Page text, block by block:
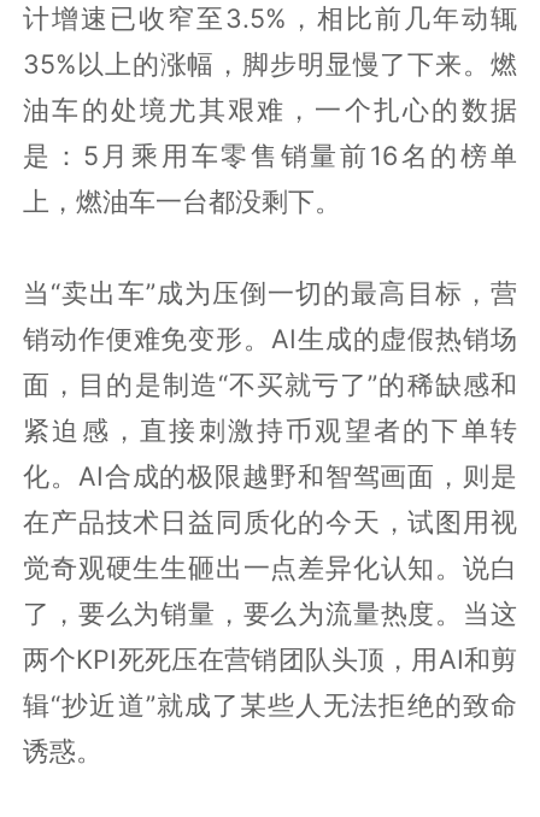
计增速已收窄至3.5%，相比前几年动辄
35%以上的涨幅，脚步明显慢了下来。燃
油车的处境尤其艰难，一个扎心的数据
是：5月乘用车零售销量前16名的榜单
上，燃油车一台都没剩下。
当“卖出车”成为压倒一切的最高目标，营
销动作便难免变形。AI生成的虚假热销场
面，目的是制造“不买就亏了”的稀缺感和
紧迫感，直接刺激持币观望者的下单转
化。AI合成的极限越野和智驾画面，则是
在产品技术日益同质化的今天，试图用视
觉奇观硬生生砸出一点差异化认知。说白
了，要么为销量，要么为流量热度。当这
两个KPI死死压在营销团队头顶，用AI和剪
辑“抄近道”就成了某些人无法拒绝的致命
诱惑。